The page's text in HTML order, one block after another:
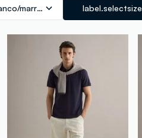
marrón label.selectsize